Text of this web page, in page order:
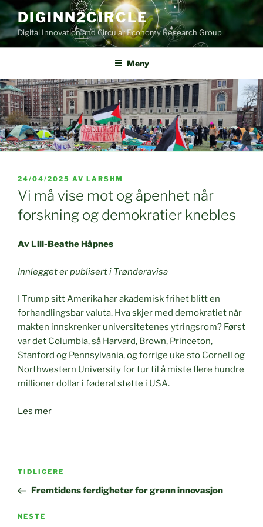
Gå
til
innhold
DIGINN2CIRCLE
Digital Innovation and Circular Economy Research Group
Meny
PUBLISERT
24/04/2025 AV LARSHM
Vi må vise mot og åpenhet når
forskning og demokratier knebles
Av Lill-Beathe Håpnes
Innlegget er publisert i Trønderavisa
I Trump sitt Amerika har akademisk frihet blitt en
forhandlingsbar valuta. Hva skjer med demokratiet når
makten innskrenker universitetenes ytringsrom? Først
vardet Columbia, så Harvard, Brown, Princeton,
Stanford og Pennsylvania, og forrige uke sto Cornell og
Northwestern University for tur til å miste flere hundre
millioner dollar i føderal støtte i USA.
Les mer
Innleggsnavigasjon
Forrige
innlegg
TIDLIGERE
Fremtidens ferdigheter for grønn innovasjon
Neste
NESTE